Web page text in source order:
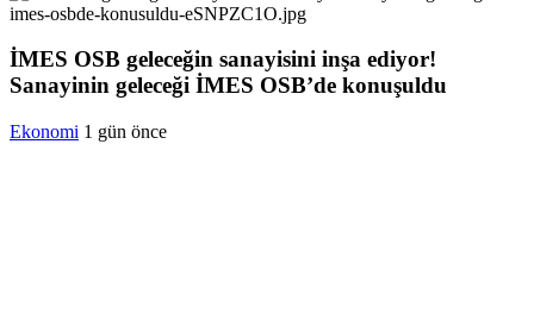
İMES OSB geleceğin sanayisini inşa ediyor!
Sanayinin geleceği İMES OSB’de konuşuldu
Ekonomi 1 gün önce